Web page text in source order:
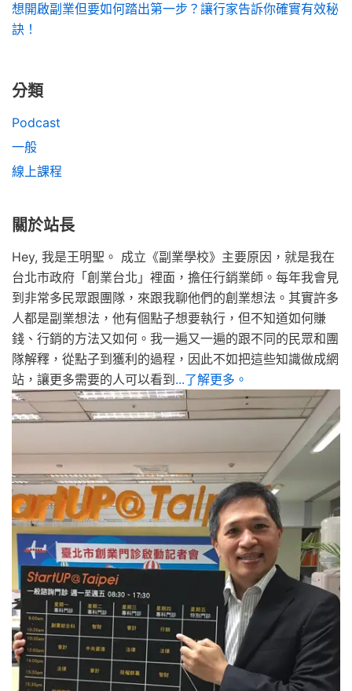
想開啟副業但要如何踏出第一步？讓行家告訴你確實有效秘
訣！
分類
Podcast
一般
線上課程
關於站長
Hey, 我是王明聖。 成立《副業學校》主要原因，就是我在
台北市政府「創業台北」裡面，擔任行銷業師。每年我會見
到非常多民眾跟團隊，來跟我聊他們的創業想法。其實許多
人都是副業想法，他有個點子想要執行，但不知道如何賺
錢、行銷的方法又如何。我一遍又一遍的跟不同的民眾和團
隊解釋，從點子到獲利的過程，因此不如把這些知識做成網
站，讓更多需要的人可以看到 ...了解更多。